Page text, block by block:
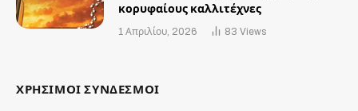
κορυφαίους καλλιτέχνες
1 Απριλίου, 2026 83 Views
ΧΡΗΣΙΜΟΙ ΣΥΝΔΕΣΜΟΙ